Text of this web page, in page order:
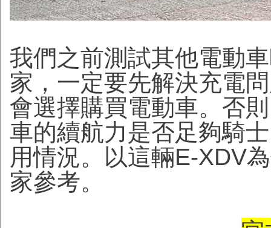
我們之前測試其他電動
家，一定要先解決充電
會選擇購買電動車。否
車的續航力是否足夠騎
用情況。以這輛E-XDV
家參考。